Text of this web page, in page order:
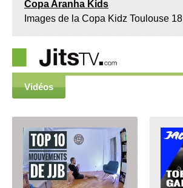
Copa Aranha Kids
Images de la Copa Kidz Toulouse 18
Vidéos